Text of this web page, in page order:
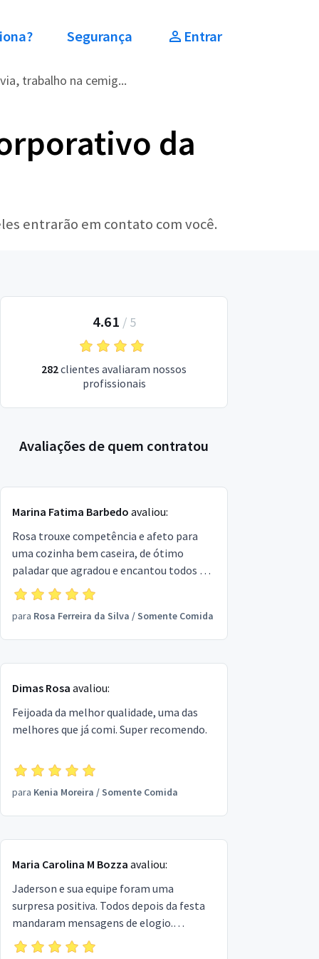
Segurança Entrar
trabalho na cemig...
da
entrarão em contato com você.
4.61 / 5
282clientes avaliaram nossos
profissionais
Avaliações de quem contratou
Marina Fatima Barbedo avaliou:
Rosa trouxe competência e afeto para
uma cozinha bem caseira, de ótimo
paladar que agradou e encantou todos os
convidados. O almoço foi um sucesso! Ela,
Silvia e Douglas formam uma equipe e
tanto! Dispostos, solícitos e simpáticos
agregam aos alimentos o tempero do
realizado.
para Rosa Ferreira da Silva /Somente Comida
Dimas Rosa avaliou:
Feijoada da melhor qualidade, uma das
melhores que já comi. Super recomendo.
para Kenia Moreira /Somente Comida
Maria Carolina M Bozza avaliou:
Jaderson e sua equipe foram uma
surpresa positiva. Todos depois da festa
mandaram mensagens de elogio.
Capricho na apresentação, organização,